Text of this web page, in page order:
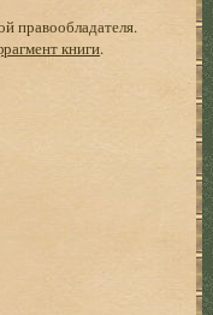
правообладателя.
книги.